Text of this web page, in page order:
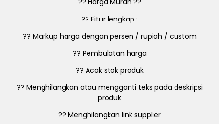
?? Fitur lengkap :
?? Markup harga dengan persen / rupiah / custom
?? Pembulatan harga
?? Acak stok produk
?? Menghilangkan atau mengganti teks pada deskripsi
produk
?? Menghilangkan link supplier